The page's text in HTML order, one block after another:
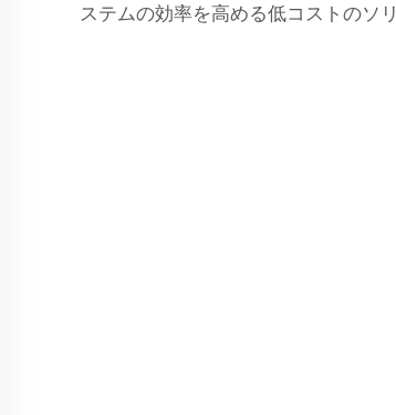
ステムの効率を高める低コストのソ